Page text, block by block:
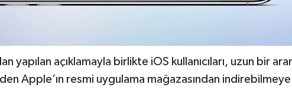
yapılan açıklamayla birlikte iOS kullanıcıları, uzun bir
Apple’ın resmi uygulama mağazasından indirebilmeye